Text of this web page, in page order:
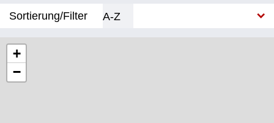
Sortierung/Filter
A-Z
+
−